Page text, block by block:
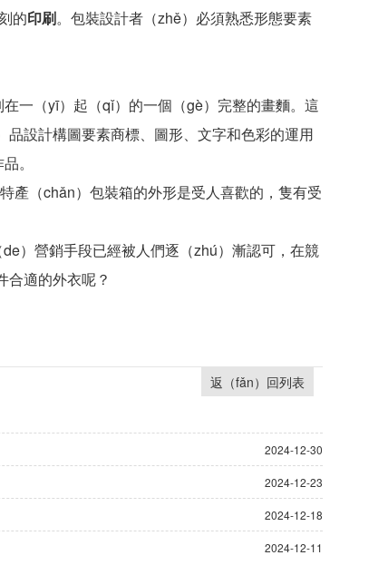
的印刷。包裝設計者（zhě）必須熟悉形態要素
一（yī）起（qǐ）的一個（gè）完整的畫麵。這
設計構圖要素商標、圖形、文字和色彩的運用
。
（chǎn）包裝箱的外形是受人喜歡的，隻有受
）營銷手段已經被人們逐（zhú）漸認可，在競
合適的外衣呢？
返（fǎn）回列表
2024-12-30
2024-12-23
2024-12-18
2024-12-11